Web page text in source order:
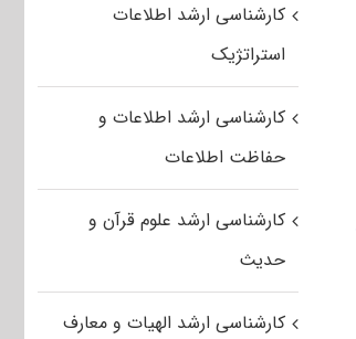
کارشناسی ارشد اطلاعات
استراتژیک
کارشناسی ارشد اطلاعات و
حفاظت اطلاعات
کارشناسی ارشد علوم قرآن و
حدیث
کارشناسی ارشد الهیات و معارف